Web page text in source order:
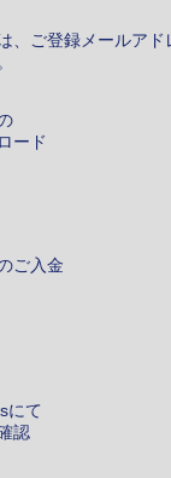
、ご登録メールアド
ード
ご入金
にて
認